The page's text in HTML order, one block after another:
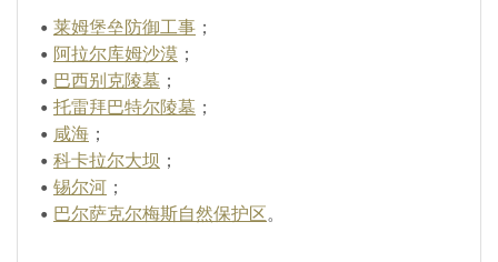
• 莱姆堡垒防御工事 ；
• 阿拉尔库姆沙漠 ；
• 巴西别克陵墓 ；
• 托雷拜巴特尔陵墓 ；
• 咸海 ；
• 科卡拉尔大坝 ；
• 锡尔河 ；
• 巴尔萨克尔梅斯自然保护区。